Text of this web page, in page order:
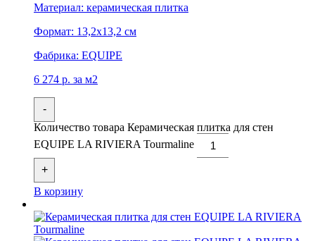
Материал: керамическая плитка
Формат: 13,2x13,2 см
Фабрика: EQUIPE
6 274 р. за м2
-
Количество товара Керамическая плитка для стен
EQUIPE LA RIVIERA Tourmaline
+
В корзину